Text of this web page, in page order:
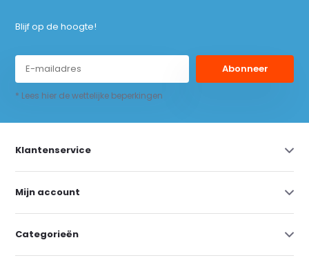
Blijf op de hoogte!
Abonneer
* Lees hier de wettelijke beperkingen
Klantenservice
Mijn account
Categorieën